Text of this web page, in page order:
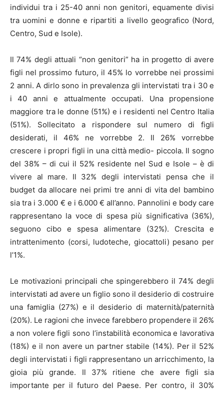
individui tra i 25-40 anni non genitori, equamente divisi
tra uomini e donne e ripartiti a livello geografico (Nord,
Centro, Sud e Isole).
Il 74% degli attuali “non genitori” ha in progetto di avere
figli nel prossimo futuro, il 45% lo vorrebbe nei prossimi
2 anni. A dirlo sono in prevalenza gli intervistati tra i 30 e
i 40 anni e attualmente occupati. Una propensione
maggiore tra le donne (51%) e i residenti nel Centro Italia
(51%). Sollecitato a rispondere sul numero di figli
desiderati, il 46% ne vorrebbe 2. Il 26% vorrebbe
crescere i propri figli in una città medio- piccola. Il sogno
del 38% – di cui il 52% residente nel Sud e Isole – è di
vivere al mare. Il 32% degli intervistati pensa che il
budget da allocare nei primi tre anni di vita del bambino
sia tra i 3.000 € e i 6.000 € all’anno. Pannolini e body care
rappresentano la voce di spesa più significativa (36%),
seguono cibo e spesa alimentare (32%). Crescita e
intrattenimento (corsi, ludoteche, giocattoli) pesano per
l’1%.
Le motivazioni principali che spingerebbero il 74% degli
intervistati ad avere un figlio sono il desiderio di costruire
una famiglia (27%) e il desiderio di maternità/paternità
(20%). Le ragioni che invece farebbero propendere il 26%
a non volere figli sono l’instabilità economica e lavorativa
(18%) e il non avere un partner stabile (14%). Per il 52%
degli intervistati i figli rappresentano un arricchimento, la
gioia più grande. Il 37% ritiene che avere figli sia
importante per il futuro del Paese. Per contro, il 30%